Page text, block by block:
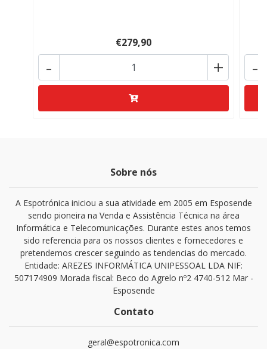
€279,90
+
- -
Sobre nós
A Espotrónica iniciou a sua atividade em 2005 em Esposende
sendo pioneira na Venda e Assistência Técnica na área
Informática e Telecomunicações. Durante estes anos temos
sido referencia para os nossos clientes e fornecedores e
pretendemos crescer seguindo as tendencias do mercado.
Entidade: AREZES INFORMÁTICA UNIPESSOAL LDA NIF:
507174909 Morada fiscal: Beco do Agrelo nº2 4740-512 Mar -
Esposende
Contato
geral@espotronica.com